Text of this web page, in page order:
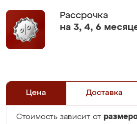
Рассрочка
на 3, 4, 6
Цена Доставка
Стоимость зависит от